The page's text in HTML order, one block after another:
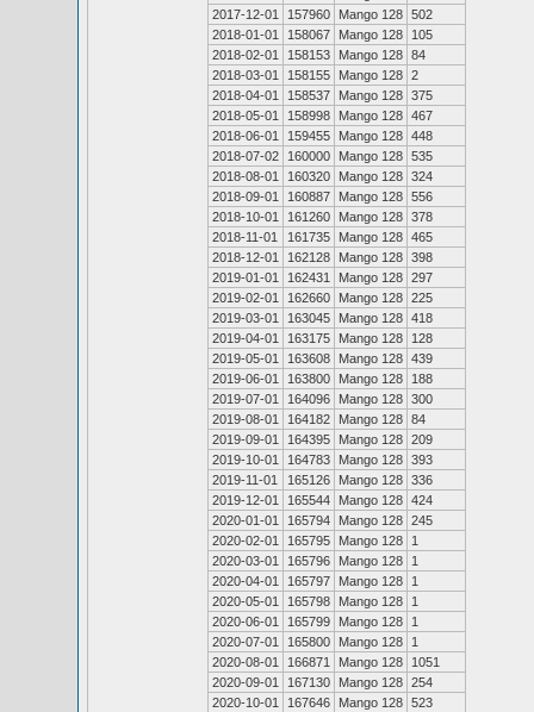
2017-12-01
157960 Mango 128 502
2018-01-01
158067 Mango 128
105
2018-02-01
158153 Mango 128 84
2018-03-01
158155 Mango 128 2
2018-04-01
158537 Mango 128 375
2018-05-01
158998 Mango 128 467
2018-06-01
159455 Mango 128 448
2018-07-02
160000 Mango 128 535
2018-08-01
160320 Mango 128 324
2018-09-01
160887 Mango 128 556
2018-10-01
161260 Mango 128 378
2018-11-01
161735 Mango 128 465
2018-12-01
162128 Mango 128 398
2019-01-01
162431 Mango 128 297
2019-02-01
162660 Mango 128 225
2019-03-01
163045 Mango 128 418
2019-04-01
163175 Mango 128
128
2019-05-01
163608 Mango 128 439
2019-06-01
163800 Mango 128
188
2019-07-01
164096 Mango 128 300
2019-08-01
164182 Mango 128 84
2019-09-01
164395 Mango 128 209
2019-10-01
164783 Mango 128 393
2019-11-01
165126 Mango 128 336
2019-12-01
165544 Mango 128 424
2020-01-01
165794 Mango 128 245
2020-02-01
165795 Mango 128
1
2020-03-01
165796 Mango 128
1
2020-04-01
165797 Mango 128
1
2020-05-01
165798 Mango 128
1
2020-06-01
165799 Mango 128
1
2020-07-01
165800 Mango 128
1
2020-08-01
166871 Mango 128
1051
2020-09-01
167130 Mango 128 254
2020-10-01
167646 Mango 128 523